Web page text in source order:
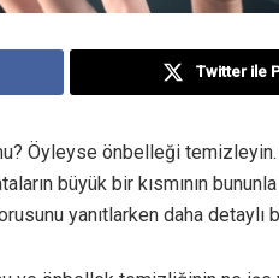
Twitter ile
Öyleyse önbelleği
büyük bir kısmının
yanıtlarken daha detaylı